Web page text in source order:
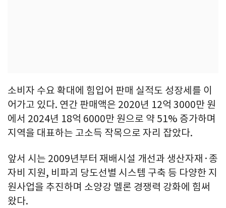
소비자 수요 확대에 힘입어 판매 실적도 성장세를 이
어가고 있다. 연간 판매액은 2020년 12억 3000만 원
에서 2024년 18억 6000만 원으로 약 51% 증가하며
지역을 대표하는 고소득 작목으로 자리 잡았다.
앞서 시는 2009년부터 재배시설 개선과 생산자재·종
자비 지원, 비파괴 당도선별 시스템 구축 등 다양한 지
원사업을 추진하며 소양강 멜론 경쟁력 강화에 힘써
왔다.